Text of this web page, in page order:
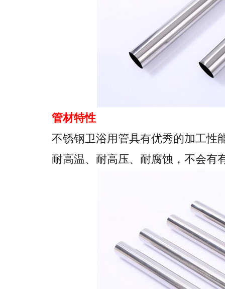
管材特性
不锈钢卫浴用管具有优秀的加工性
耐高温、耐高压、耐腐蚀，不会有